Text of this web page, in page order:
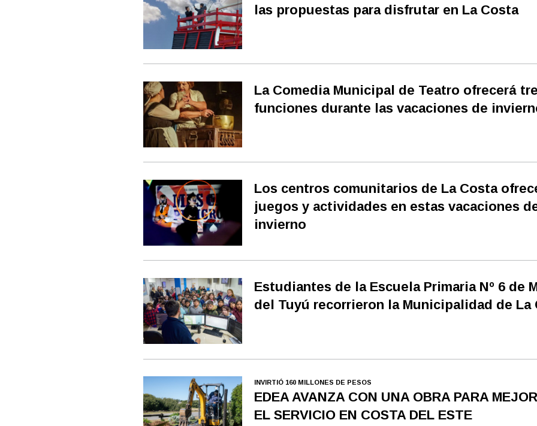
las propuestas para disfrutar en La Costa
La Comedia Municipal de Teatro ofrecerá
funciones durante las vacaciones de
Los centros comunitarios de La Costa
juegos y actividades en estas vacaciones
invierno
Estudiantes de la Escuela Primaria Nº 6 de
del Tuyú recorrieron la Municipalidad de La
INVIRTIÓ 160 MILLONES DE PESOS
EDEA AVANZA CON UNA OBRA PARA
EL SERVICIO EN COSTA DEL ESTE